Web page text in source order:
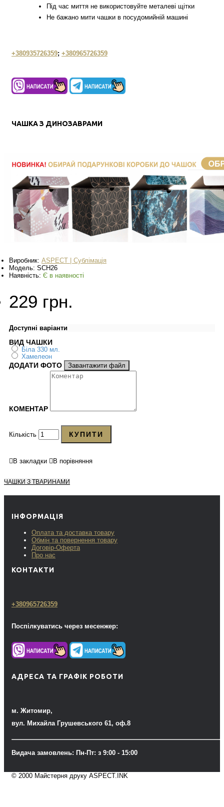
Під час миття не використовуйте металеві щітки
Не бажано мити чашки в посудомийній машині
+380935726359; +380965726359
ЧАШКА З ДИНОЗАВРАМИ
Виробник: ASPECT | Сублімація
Модель: SCH26
Наявність: Є в наявності
229 грн.
Доступні варіанти
ВИД ЧАШКИ
Біла 330 мл.
Хамелеон
ДОДАТИ ФОТО Завантажити файл
КОМЕНТАР
Кількість КУПИТИ
В закладки В порівняння
ЧАШКИ З ТВАРИНАМИ
ІНФОРМАЦІЯ
Оплата та доставка товару
Обмін та повернення товару
Договір-Оферта
Про нас
КОНТАКТИ
+380965726359
Поспілкуватись через месенжер:
АДРЕСА ТА ГРАФІК РОБОТИ
м. Житомир,
вул. Михайла Грушевського 61, оф.8
Видача замовлень: Пн-Пт: з 9:00 - 15:00
© 2000 Майстерня друку ASPECT.INK